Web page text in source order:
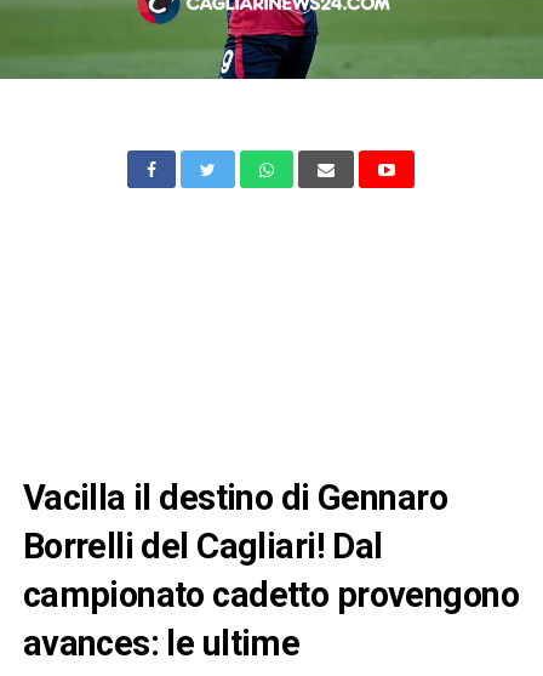
Vacilla il destino di Gennaro
Borrelli del Cagliari! Dal
campionato cadetto provengono
avances: le ultime